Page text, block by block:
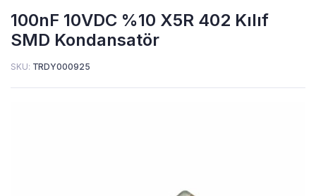
100nF 10VDC %10 X5R 402 Kılıf
SMD Kondansatör
SKU: TRDY000925